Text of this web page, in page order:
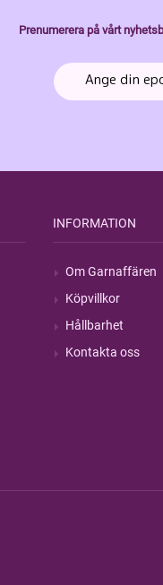
Prenumerera på vårt
INFORMATION
Om Garnaffären
Köpvillkor
Hållbarhet
Kontakta oss